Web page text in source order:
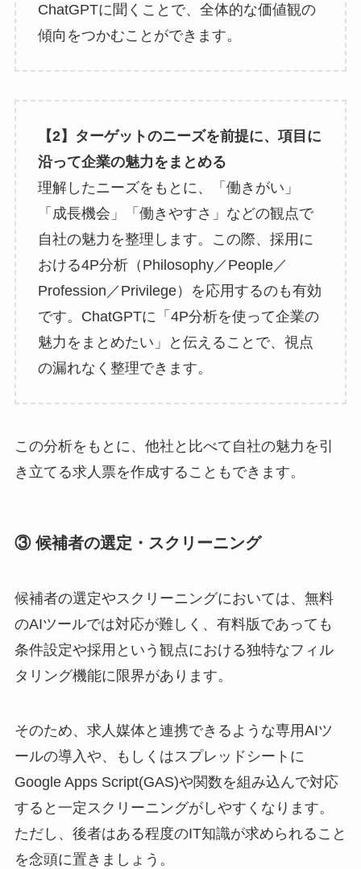
ChatGPTに聞くことで、全体的な価値観の
傾向をつかむことができます。
【2】ターゲットのニーズを前提に、項目に
沿って企業の魅力をまとめる
理解したニーズをもとに、「働きがい」
「成長機会」「働きやすさ」などの観点で
自社の魅力を整理します。この際、採用に
おける4P分析（Philosophy／People／
Profession／Privilege）を応用するのも有効
です。ChatGPTに「4P分析を使って企業の
魅力をまとめたい」と伝えることで、視点
の漏れなく整理できます。
この分析をもとに、他社と比べて自社の魅力を引
き立てる求人票を作成することもできます。
③ 候補者の選定・スクリーニング
候補者の選定やスクリーニングにおいては、無料
のAIツールでは対応が難しく、有料版であっても
条件設定や採用という観点における独特なフィル
タリング機能に限界があります。
そのため、求人媒体と連携できるような専用AIツ
ールの導入や、もしくはスプレッドシートに
Google Apps Script(GAS)や関数を組み込んで対応
すると一定スクリーニングがしやすくなります。
ただし、後者はある程度のIT知識が求められること
を念頭に置きましょう。